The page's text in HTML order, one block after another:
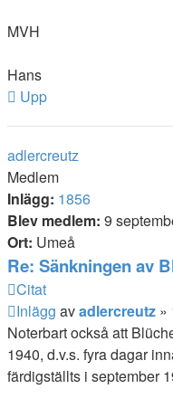
MVH
Hans
Upp
adlercreutz
Medlem
Inlägg: 1856
Blev medlem: 9
Ort: Umeå
Re: Sänkningen av
Citat
Inlägg avadlercreutz »
Noterbart också att
1940, d.v.s. fyra dagar
färdigställts i september